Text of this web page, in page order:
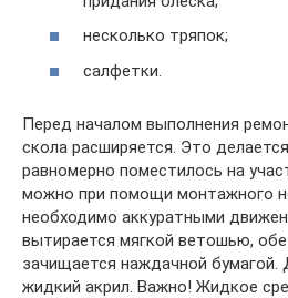
несколько тряпок;
салфетки.
Перед началом выполнения
скола расширяется. Это
равномерно поместилось на
можно при помощи монтажного
необходимо аккуратными
вытирается мягкой ветошью,
зачищается наждачной бумагой.
жидкий акрил. Важно! Жидкое